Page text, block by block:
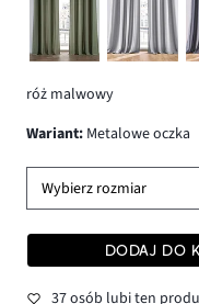
róż malwowy
wariant: Metalowe oczka
Wybierz rozmiar
DODAJ DO
37 osób lubi ten